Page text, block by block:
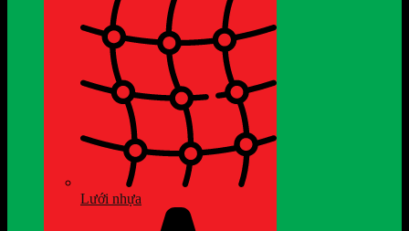
Lưới nhựa